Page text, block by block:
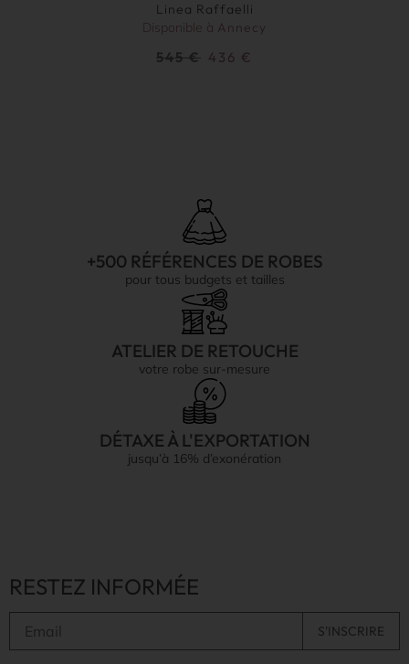
Linea Raffaelli
Disponible à Annecy
545€ 436 €
+500 RÉFÉRENCES DE ROBES
pour tous budgets et tailles
ATELIER DE RETOUCHE
votre robe sur-mesure
DÉTAXE À L'EXPORTATION
jusqu’à 16% d’exonération
RESTEZ INFORMÉE